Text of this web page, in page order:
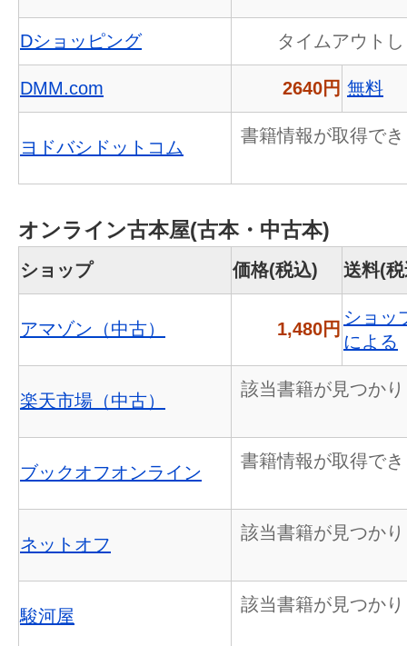
Dショッピング タイムアウト
DMM.com 2640円 無料
ヨドバシドットコム
書籍情報が取得で
オンライン古本屋(古本・中古本)
ショップ 価格(税込) 送料(
アマゾン（中古） 1,480円
ショッ
による
楽天市場（中古）
該当書籍が見つか
ブックオフオンライン
書籍情報が取得で
ネットオフ
該当書籍が見つか
駿河屋
該当書籍が見つか